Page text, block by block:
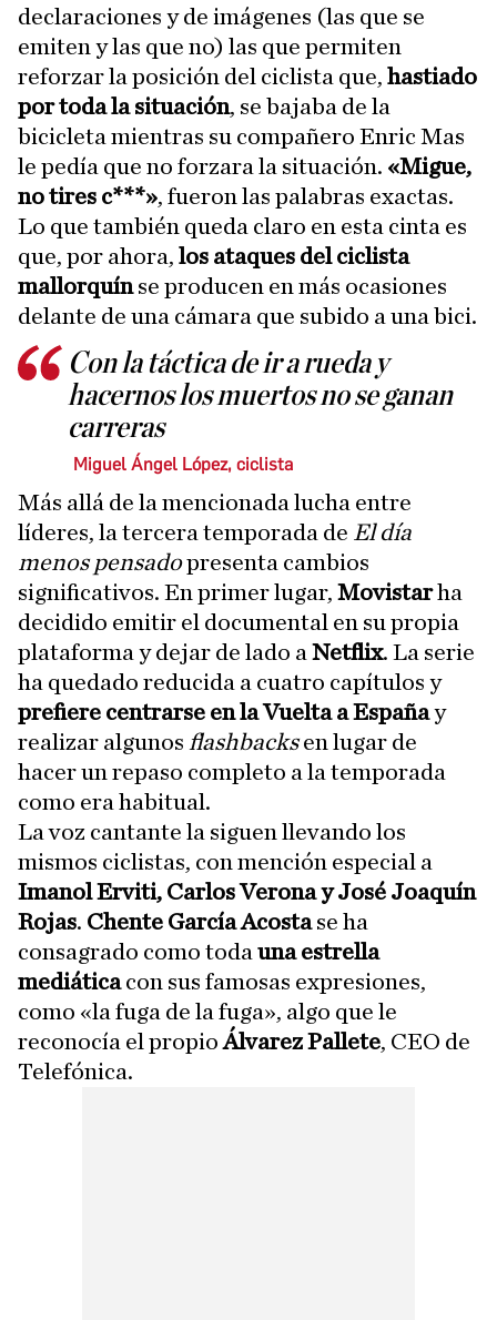
declaraciones y de imágenes (las que se
emiten y las que no) las que permiten
reforzar la posición del ciclista que, hastiado
por toda la situación, se bajaba de la
bicicleta mientras su compañero Enric Mas
le pedía que no forzara la situación. «Migue,
no tires c***», fueron las palabras exactas.
Lo que también queda claro en esta cinta es
que, por ahora, los ataques del ciclista
mallorquínse producen en más ocasiones
delante de una cámara que subido a una bici.
Con la táctica de ir a rueda y
hacernos los muertos no se ganan
carreras
Miguel Ángel López, ciclista
Más allá de la mencionada lucha entre
líderes, la tercera temporada de El día
menos pensadopresenta cambios
significativos. En primer lugar, Movistarha
decidido emitir el documental en su propia
plataforma y dejar de lado a Netflix. La serie
ha quedado reducida a cuatro capítulos y
prefiere centrarse en la Vuelta a Españay
realizar algunos flashbacksen lugar de
hacer un repaso completo a la temporada
como era habitual.
La voz cantante la siguen llevando los
mismos ciclistas, con mención especial a
Imanol Erviti, Carlos Verona y José Joaquín
Rojas. Chente García Acostase ha
consagrado como toda una estrella
mediáticacon sus famosas expresiones,
como «la fuga de la fuga», algo que le
reconocía el propioÁlvarez Pallete, CEO de
Telefónica.